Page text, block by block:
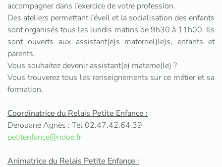
accompagner dans l’exercice de votre profession.
Des ateliers permettant l’éveil et la socialisation des enfants
sont organisés tous les lundis matins de 9h30 à 11h00. Ils
sont ouverts aux assistant(e)s maternel(le)s, enfants et
parents.
Vous souhaitez devenir assistant(e) materne(le) ?
Vous trouverez tous les renseignements sur ce métier et sa
formation.
Coordinatrice du Relais Petite Enfance :
Derouané Agnès : Tel 02.47.42.64.39
petitenfance@ndoe.fr
Animatrice du Relais Petite Enfance :